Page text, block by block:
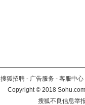
搜狐招聘 - 广告服务 - 客服中心
Copyright©2018
搜狐不良信息举